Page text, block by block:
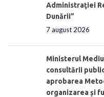
Administraţiei
Dunării”
7 august 2026
Ministerul
consultării
aprobarea
organizarea și